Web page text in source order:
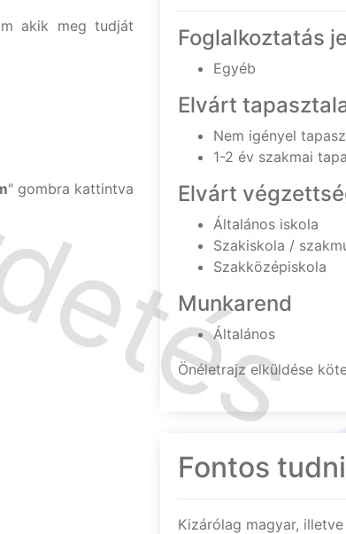
akik meg tudját
" gombra kattintva
Foglalkoztatás
Egyéb
Elvárt
Nem igényel
1-2 év szakmai
Elvárt
Általános iskola
Szakiskola /
Szakközépiskola
Munkarend
Általános
Önéletrajz elküldése
Fontos
Kizárólag magyar, illetve